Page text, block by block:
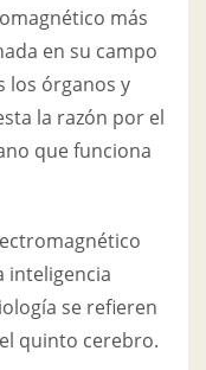
más
en su campo
los órganos y
la razón por el
que funciona
inteligencia
se refieren
quinto cerebro.